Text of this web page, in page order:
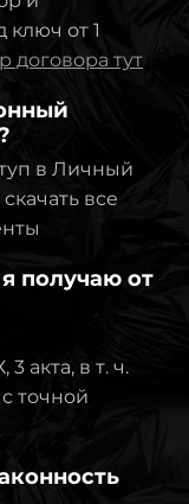
от 1
договора тут
в Личный
все
получаю от
акта, в т. ч.
точной